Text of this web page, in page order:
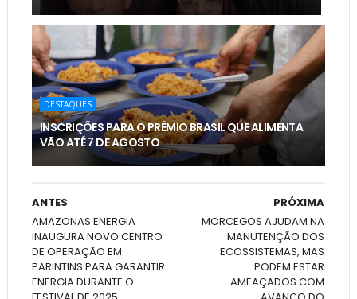
DESTAQUES
INSCRIÇÕES PARA O PRÊMIO BRASIL QUE ALIMENTA
VÃO ATÉ 7 DE AGOSTO
PRÓXIMA
MORCEGOS AJUDAM NA
MANUTENÇÃO DOS
ECOSSISTEMAS, MAS
PODEM ESTAR
AMEAÇADOS COM
ANTES
AMAZONAS ENERGIA
INAUGURA NOVO CENTRO
DE OPERAÇÃO EM
PARINTINS PARA GARANTIR
ENERGIA DURANTE O